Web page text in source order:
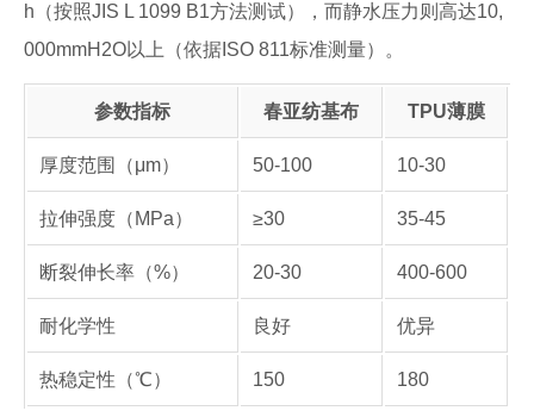
h（按照JIS L 1099 B1方法测试），而静水压力则高达10,
000mmH2O以上（依据ISO 811标准测量）。
参数指标 春亚纺基布 TPU薄膜
厚度范围（μm） 50-100 10-30
拉伸强度（MPa） ≥30 35-45
断裂伸长率（%） 20-30 400-600
耐化学性 良好 优异
热稳定性（℃） 150 180